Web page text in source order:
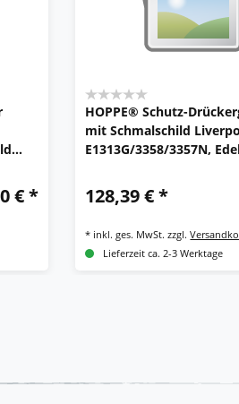
€ *
HOPPE® Schutz-
mit Schmalschild
E1313G/3358/3357N,
128,39 € *
* inkl. ges. MwSt. zzgl.
Lieferzeit ca. 2-3 Werktage